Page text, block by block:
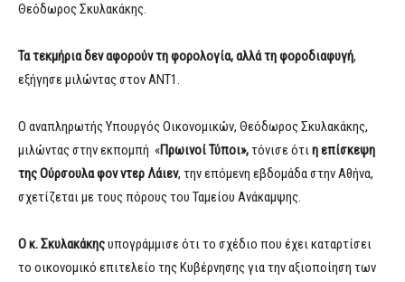
Θεόδωρος Σκυλακάκης.
Τα τεκμήρια δεν αφορούν τη φορολογία, αλλά τη φοροδιαφυγή,
εξήγησε μιλώντας στον ΑΝΤ1.
Ο αναπληρωτής Υπουργός Οικονομικών, Θεόδωρος Σκυλακάκης,
μιλώντας στην εκπομπή «Πρωινοί Τύποι»,τόνισε ότιη επίσκεψη
της Ούρσουλα φον ντερ Λάιεν, την επόμενη εβδομάδα στην Αθήνα,
σχετίζεται με τους πόρους του Ταμείου Ανάκαμψης.
Ο κ. Σκυλακάκηςυπογράμμισε ότι το σχέδιο που έχει καταρτίσει
το οικονομικό επιτελείο της Κυβέρνησης για την αξιοποίηση των